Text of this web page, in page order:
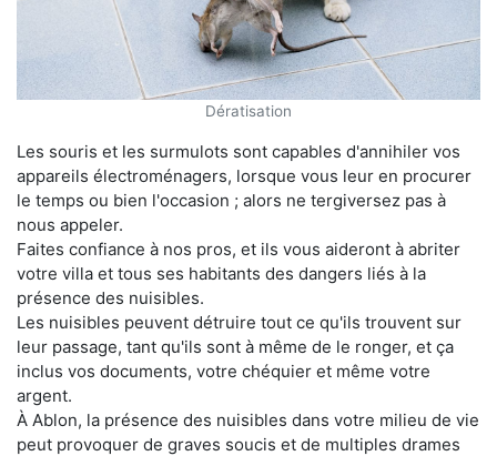
Dératisation
Les souris et les surmulots sont capables d'annihiler vos
appareils électroménagers, lorsque vous leur en procurer
le temps ou bien l'occasion ; alors ne tergiversez pas à
nous appeler.
Faites confiance à nos pros, et ils vous aideront à abriter
votre villa et tous ses habitants des dangers liés à la
présence des nuisibles.
Les nuisibles peuvent détruire tout ce qu'ils trouvent sur
leur passage, tant qu'ils sont à même de le ronger, et ça
inclus vos documents, votre chéquier et même votre
argent.
À Ablon, la présence des nuisibles dans votre milieu de vie
peut provoquer de graves soucis et de multiples drames